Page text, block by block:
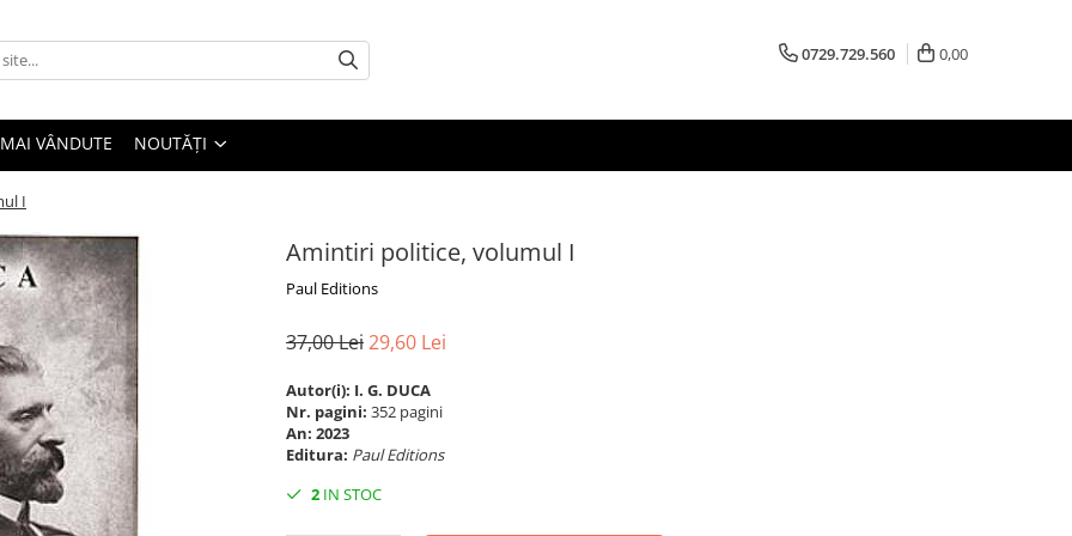
0729.729.560 0,00
VÂNDUTE NOUTĂȚI
I
Amintiri politice, volumul I
Paul Editions
37,00 Lei29,60 Lei
Autor(i): I. G. DUCA
Nr. pagini: 352 pagini
An: 2023
Editura: Paul Editions
2 IN STOC